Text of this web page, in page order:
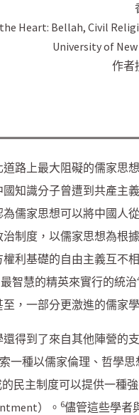
Heart: Bellah, Civil
University of New
作者
路上最大阻礙的儒家思
知識分子曾遭到共產主
儒家思想可以將中國人
制度，以儒家思想為根
利基礎的自由主義互不
智慧的精英來實行的統治
，一部分更激進的儒家
得到了來自其他陣營
種以儒家倫理、哲學思
民主制度可以提供一種
）。 6儘管這些學者